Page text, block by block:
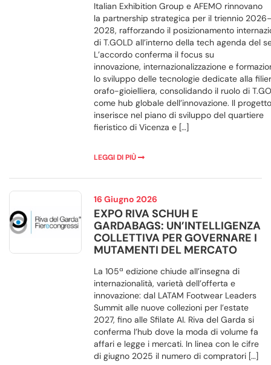
Italian Exhibition Group e AFEMO rinnovano
la partnership strategica per il triennio
2028, rafforzando il posizionamento
di T.GOLD all’interno della tech agenda del
L’accordo conferma il focus su
innovazione, internazionalizzazione e
lo sviluppo delle tecnologie dedicate alla
orafo-gioielliera, consolidando il ruolo di
come hub globale dell’innovazione. Il
inserisce nel piano di sviluppo del quartiere
fieristico di Vicenza e […]
LEGGI DI PIÙ
16 Giugno 2026
EXPO RIVA SCHUH E
GARDABAGS: UN’INTELLIGENZA
COLLETTIVA PER GOVERNARE I
MUTAMENTI DEL MERCATO
La 105ª edizione chiude all’insegna di
internazionalità, varietà dell’offerta e
innovazione: dal LATAM Footwear Leaders
Summit alle nuove collezioni per l’estate
2027, fino alle Sfilate AI. Riva del Garda si
conferma l’hub dove la moda di volume fa
affari e legge i mercati. In linea con le cifre
di giugno 2025 il numero di compratori […]